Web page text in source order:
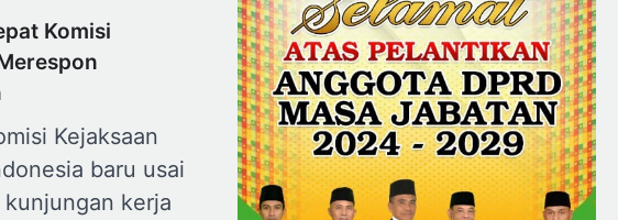
Komisi
Kejaksaan
baru usai
kerja